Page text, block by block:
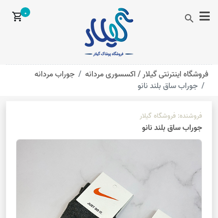
search
shopping_cart0
فروشگاه اینترنتی گیلار /اکسسوری مردانه
جوراب مردانه
جوراب ساق بلند نانو
فروشنده: فروشگاه گیلار
جوراب ساق بلند نانو